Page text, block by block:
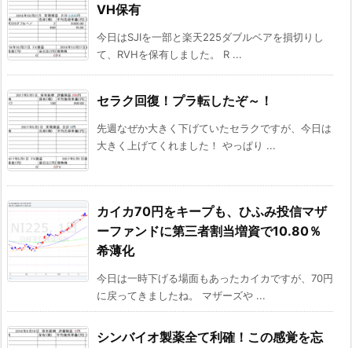
VH保有
今日はSJIを一部と楽天225ダブルベアを損切りし
て、RVHを保有しました。 R ...
セラク回復！プラ転したぞ～！
先週なぜか大きく下げていたセラクですが、今日は
大きく上げてくれました！ やっぱり ...
カイカ70円をキープも、ひふみ投信マザ
ーファンドに第三者割当増資で10.80％
希薄化
今日は一時下げる場面もあったカイカですが、70円
に戻ってきましたね。 マザーズや ...
シンバイオ製薬全て利確！この感覚を忘